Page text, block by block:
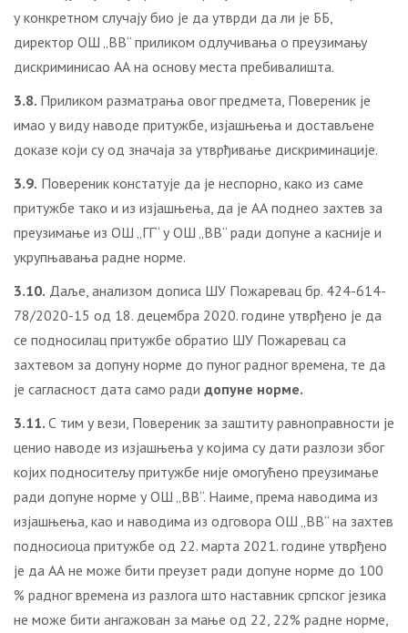
у конкретном случају био је да утврди да ли је ББ,
директор ОШ „ВВ“ приликoм одлучивања о преузимању
дискриминисао АА на основу места пребивалишта.
3.8. Приликом разматрања овог предмета, Повереник је
имао у виду наводе притужбе, изјашњења и достављене
доказе који су од значаја за утврђивање дискриминације.
3.9. Повереник констатује да је неспорно, како из саме
притужбе тако и из изјашњења, да је АА поднео захтев за
преузимање из ОШ „ГГ“ у ОШ „ВВ“ ради допуне а касније и
укрупњавања радне норме.
3.10. Даље, анализом дописа ШУ Пожаревац бр. 424-614-
78/2020-15 од 18. децембра 2020. године утврђено је да
се подносилац притужбе обратио ШУ Пожаревац са
захтевом за допуну норме до пуног радног времена, те да
је сагласност дата само ради допуне норме.
3.11. С тим у вези, Повереник за заштиту равноправности је
ценио наводе из изјашњења у којима су дати разлози због
којих подноситељу притужбе није омогућено преузимање
ради допуне норме у ОШ „ВВ“. Наиме, према наводима из
изјашњења, као и наводима из одговора ОШ „ВВ“ на захтев
подносиоца притужбе од 22. марта 2021. године утврђено
је да АА не може бити преузет ради допуне норме до 100
% радног времена из разлога што наставник српског језика
не може бити ангажован за мање од 22, 22% радне норме,